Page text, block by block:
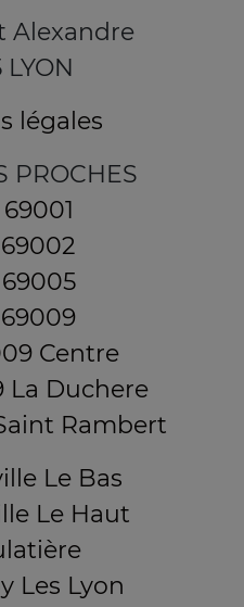
Alexandre
légales
PROCHES
Centre
La Duchere
Rambert
Le Bas
Le Haut
Les Lyon